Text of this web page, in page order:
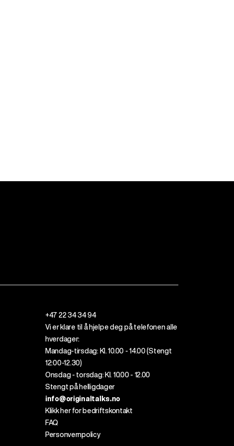
+47 22 34 34 94
Vi er klare til å hjelpe deg på telefonen alle
hverdager:
Mandag-tirsdag: Kl. 10.00 - 14.00 (Stengt
12:00-12.30)
Onsdag - torsdag: Kl. 10.00 - 12.00
Stengt på helligdager
info@originaltalks.no
Klikk her for bedriftskontakt
FAQ
Personvernpolicy